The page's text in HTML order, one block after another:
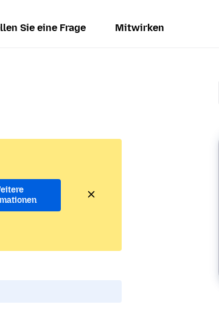
Sie eine Frage Mitwirken